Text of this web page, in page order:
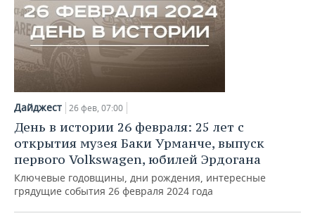
Дайджест 26 фев, 07:00
День в истории 26 февраля: 25 лет с
открытия музея Баки Урманче, выпуск
первого Volkswagen, юбилей Эрдогана
Ключевые годовщины, дни рождения, интересные
грядущие события 26 февраля 2024 года